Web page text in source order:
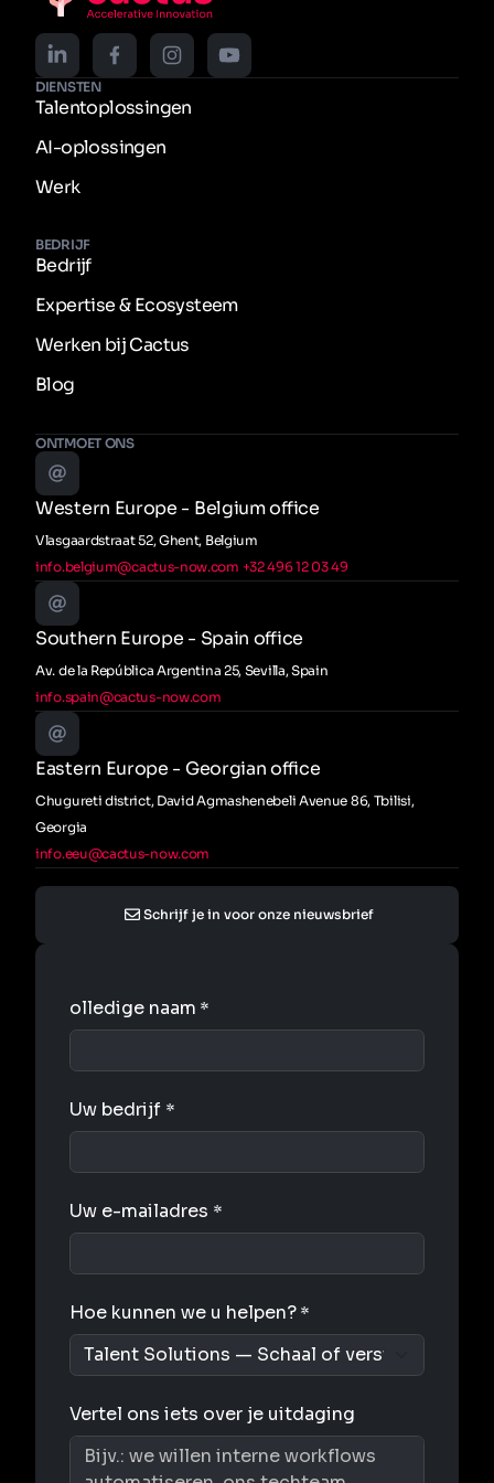
DIENSTEN
Talentoplossingen
AI-oplossingen
Werk
BEDRIJF
Bedrijf
Expertise & Ecosysteem
Werken bij Cactus
Blog
ONTMOET ONS
Western Europe - Belgium office
Vlasgaardstraat 52, Ghent, Belgium
info.belgium@cactus-now.com +32 496 12 03 49
Southern Europe - Spain office
Av. de la República Argentina 25, Sevilla, Spain
info.spain@cactus-now.com
Eastern Europe - Georgian office
Chugureti district, David Agmashenebeli Avenue 86, Tbilisi,
Georgia
info.eeu@cactus-now.com
Schrijf je in voor onze nieuwsbrief